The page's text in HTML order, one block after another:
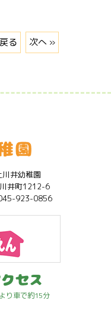
る 次へ »
井幼稚園
井町1212-6
923-0856
り車で約15分